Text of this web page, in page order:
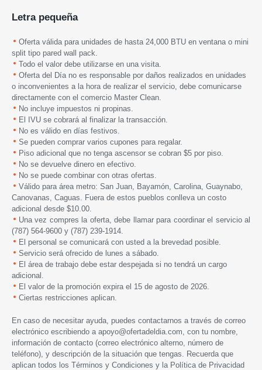
Letra pequeña
Oferta válida para unidades de hasta 24,000 BTU en ventana o mini
split tipo pared wall pack.
Todo el valor debe utilizarse en una visita.
Oferta del Día no es responsable por daños realizados en unidades
o inconvenientes a la hora de realizar el servicio, debe comunicarse
directamente con el comercio Master Clean.
No incluye impuestos ni propinas.
El IVU se cobrará al finalizar la transacción.
No es válido en días festivos.
Se pueden comprar varios cupones para regalar.
Piso adicional que no tenga ascensor se cobran $5 por piso.
No se devuelve dinero en efectivo.
No se puede combinar con otras ofertas.
Válido para área metro: San Juan, Bayamón, Carolina, Guaynabo,
Canovanas, Caguas. Fuera de estos pueblos conlleva un costo
adicional desde $10.00.
Una vez compres la oferta, debe llamar para coordinar el servicio al
(787) 564-9600 y (787) 239-1914.
El personal se comunicará con usted a la brevedad posible.
Servicio será ofrecido de lunes a sábado.
El área de trabajo debe estar despejada si no tendrá un cargo
adicional.
El valor de la promoción expira el 15 de agosto de 2026.
Ciertas restricciones aplican.
En caso de necesitar ayuda, puedes contactarnos a través de correo
electrónico escribiendo a apoyo@ofertadeldia.com , con tu nombre,
información de contacto (correo electrónico alterno, número de
teléfono), y descripción de la situación que tengas. Recuerda que
aplican todos los Términos y Condiciones y la Política de Privacidad